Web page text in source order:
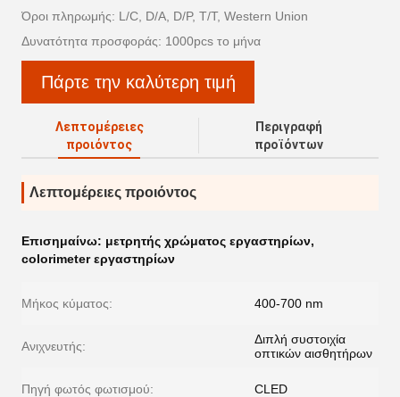
Όροι πληρωμής: L/C, D/A, D/P, T/T, Western Union
Δυνατότητα προσφοράς: 1000pcs το μήνα
Πάρτε την καλύτερη τιμή
Λεπτομέρειες
προιόντος
Περιγραφή
προϊόντων
Λεπτομέρειες προιόντος
Επισημαίνω: μετρητής χρώματος εργαστηρίων,
colorimeter εργαστηρίων
Μήκος κύματος: 400-700 nm
Ανιχνευτής:
Διπλή συστοιχία
οπτικών αισθητήρων
Πηγή φωτός φωτισμού: CLED